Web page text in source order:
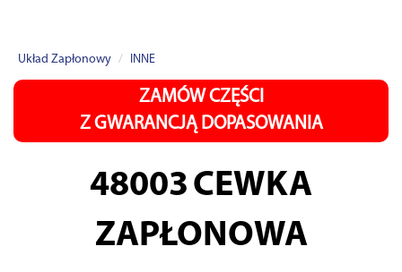
Układ Zapłonowy INNE
ZAMÓW CZĘŚCI
Z GWARANCJĄ DOPASOWANIA
48003 CEWKA
ZAPŁONOWA